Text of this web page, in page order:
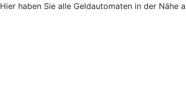
Hier haben Sie alle Geldautomaten in der Nähe